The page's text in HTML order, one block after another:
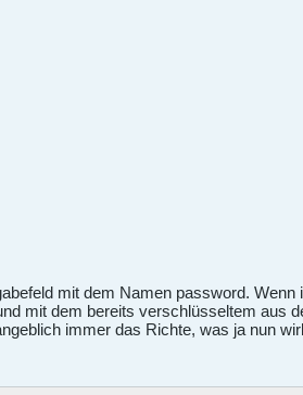
mit dem Namen password.
mit dem bereits verschlüsseltem aus
immer das Richte, was ja nun